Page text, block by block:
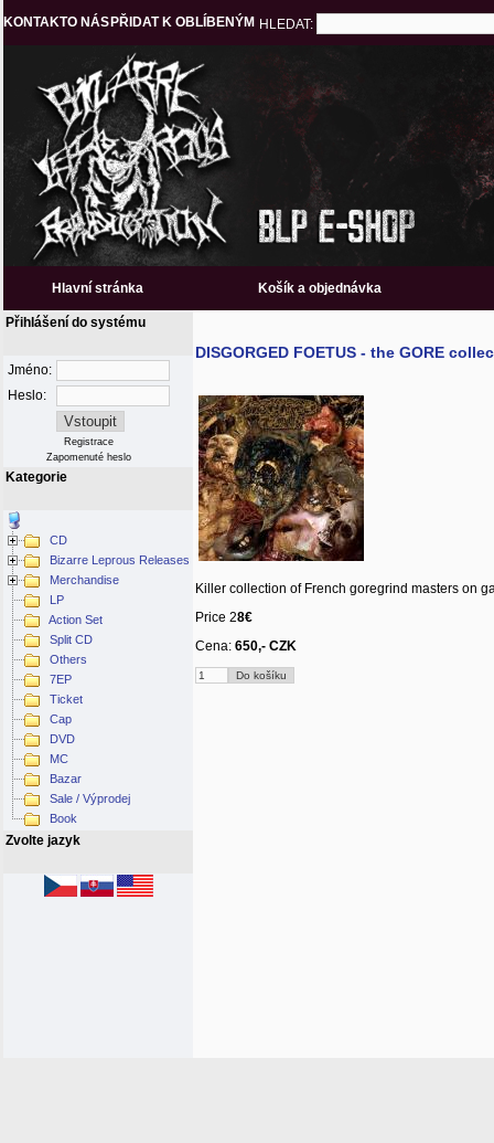
KONTAKTO NÁS PŘIDAT K OBLÍBENÝM HLEDAT:
Hlavní stránka Košík a objednávka
Přihlášení do systému
Jméno:
Heslo:
Registrace
Zapomenuté heslo
Kategorie
CD
Bizarre Leprous Releases
Merchandise
LP
Action Set
Split CD
Others
7EP
Ticket
Cap
DVD
MC
Bazar
Sale / Výprodej
Book
Zvolte jazyk
DISGORGED FOETUS - the GORE
Killer collection of French goregrind masters on
Price 28€
Cena: 650,- CZK